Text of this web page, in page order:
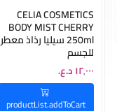
CELIA COSMETICS
BODY MIST CHERRY
250ml سيليا رذاذ معطر
للجسم
productList.addToCart